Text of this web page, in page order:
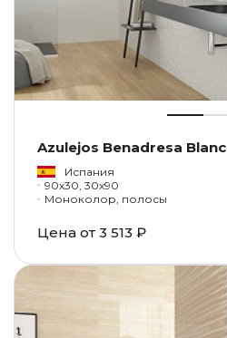
Azulejos Benadresa
Испания
90x30, 30x90
Моноколор, полосы
Цена от 3 513 ₽